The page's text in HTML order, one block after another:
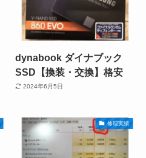
dynabook ダイナブック
SSD【換装・交換】格安
2024年6月5日
修理実績